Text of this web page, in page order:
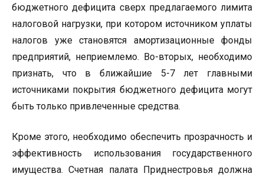
бюджетного дефицита сверх предлагаемого лимита
налоговой нагрузки, при котором источником уплаты
налогов уже становятся амортизационные фонды
предприятий, неприемлемо. Во-вторых, необходимо
признать, что в ближайшие 5-7 лет главными
источниками покрытия бюджетного дефицита могут
быть только привлеченные средства.
Кроме этого, необходимо обеспечить прозрачность и
эффективность использования государственного
имущества. Счетная палата Приднестровья должна